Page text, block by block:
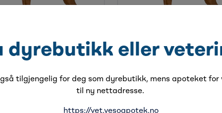
RecoveryBody Str 2
1 stk
lager
VetHelp RecoveryBody Str
Hannhund, 1 stk
Få på lager
dyrebutikk eller
tilgjengelig for deg som dyrebutikk, mens apoteket
til ny nettadresse.
https://vet.vesoapotek.no